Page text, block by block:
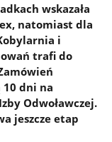
wskazała
natomiast dla
i
trafi do
10 dni na
Odwoławczej.
jeszcze etap